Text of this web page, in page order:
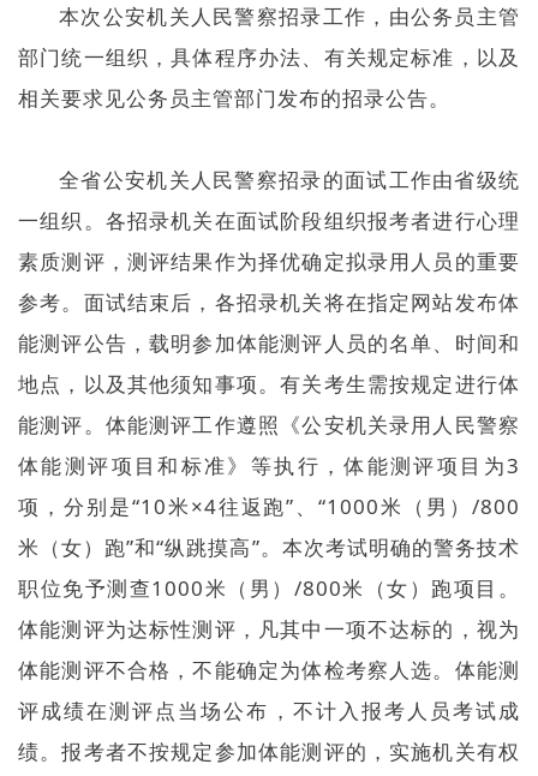
本次公安机关人民警察招录工作，由公务员主管
部门统一组织，具体程序办法、有关规定标准，以及
相关要求见公务员主管部门发布的招录公告。
全省公安机关人民警察招录的面试工作由省级统
一组织。各招录机关在面试阶段组织报考者进行心理
素质测评，测评结果作为择优确定拟录用人员的重要
参考。面试结束后，各招录机关将在指定网站发布体
能测评公告，载明参加体能测评人员的名单、时间和
地点，以及其他须知事项。有关考生需按规定进行体
能测评。体能测评工作遵照《公安机关录用人民警察
体能测评项目和标准》等执行，体能测评项目为3
项，分别是“10米×4往返跑”、“1000米（男）/800
米（女）跑”和“纵跳摸高”。本次考试明确的警务技术
职位免予测查1000米（男）/800米（女）跑项目。
体能测评为达标性测评，凡其中一项不达标的，视为
体能测评不合格，不能确定为体检考察人选。体能测
评成绩在测评点当场公布，不计入报考人员考试成
绩。报考者不按规定参加体能测评的，实施机关有权